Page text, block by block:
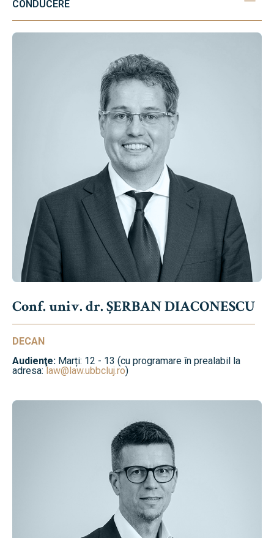
CONDUCERE
Conf. univ. dr. ȘERBAN DIACONESCU
DECAN
Audienţe: Marți: 12 - 13 (cu programare în prealabil la
adresa:law@law.ubbcluj.ro)